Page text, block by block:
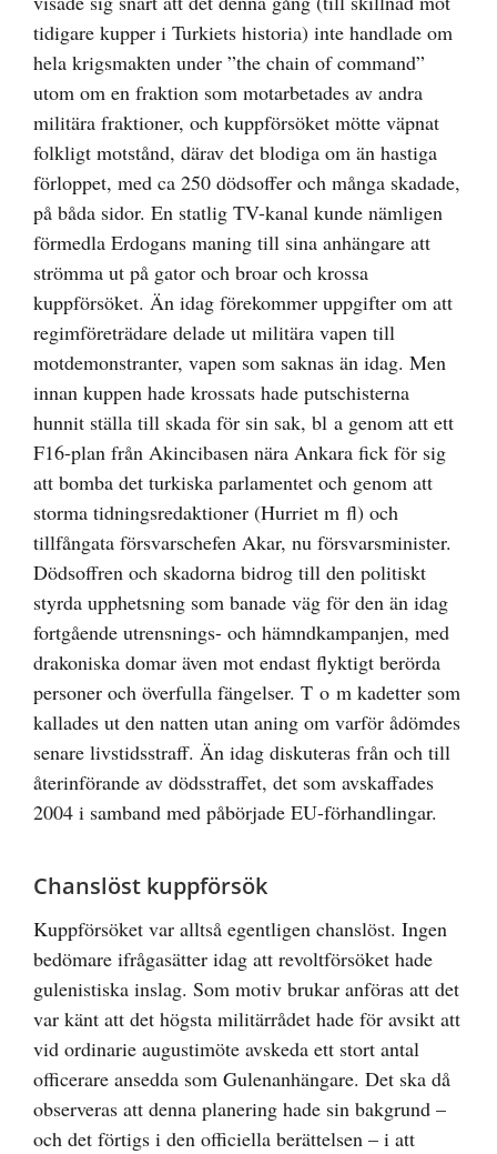
tidigare kupper i Turkiets historia) inte handlade om
hela krigsmakten under ”the chain of command”
utom om en fraktion som motarbetades av andra
militära fraktioner, och kuppförsöket mötte väpnat
folkligt motstånd, därav det blodiga om än hastiga
förloppet, med ca 250 dödsoffer och många skadade,
på båda sidor. En statlig TV-kanal kunde nämligen
förmedla Erdogans maning till sina anhängare att
strömma ut på gator och broar och krossa
kuppförsöket. Än idag förekommer uppgifter om att
regimföreträdare delade ut militära vapen till
motdemonstranter, vapen som saknas än idag. Men
innan kuppen hade krossats hade putschisterna
hunnit ställa till skada för sin sak, bl a genom att ett
F16-plan från Akincibasen nära Ankara fick för sig
att bomba det turkiska parlamentet och genom att
storma tidningsredaktioner (Hurriet m fl) och
tillfångata försvarschefen Akar, nu försvarsminister.
Dödsoffren och skadorna bidrog till den politiskt
styrda upphetsning som banade väg för den än idag
fortgående utrensnings- och hämndkampanjen, med
drakoniska domar även mot endast flyktigt berörda
personer och överfulla fängelser. T o m kadetter som
kallades ut den natten utan aning om varför ådömdes
senare livstidsstraff. Än idag diskuteras från och till
återinförande av dödsstraffet, det som avskaffades
2004 i samband med påbörjade EU-förhandlingar.
Chanslöst kuppförsök
Kuppförsöket var alltså egentligen chanslöst. Ingen
bedömare ifrågasätter idag att revoltförsöket hade
gulenistiska inslag. Som motiv brukar anföras att det
var känt att det högsta militärrådet hade för avsikt att
vid ordinarie augustimöte avskeda ett stort antal
officerare ansedda som Gulenanhängare. Det ska då
observeras att denna planering hade sin bakgrund –
och det förtigs i den officiella berättelsen – i att